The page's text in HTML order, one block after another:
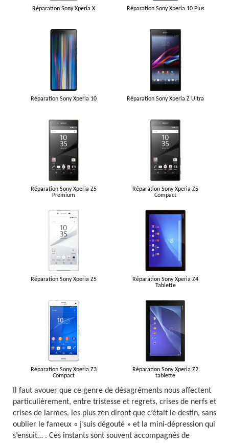
Réparation Sony Xperia X Réparation Sony Xperia 10 Plus
Réparation Sony Xperia 10 Réparation Sony Xperia Z Ultra
Réparation Sony Xperia Z5
Premium
Réparation Sony Xperia Z5
Compact
Réparation Sony Xperia Z5
Réparation Sony Xperia Z4
Tablette
Réparation Sony Xperia Z3
Compact
Réparation Sony Xperia Z2
tablette
Il faut avouer que ce genre de désagréments nous affectent
particulièrement, entre tristesse et regrets, crises de nerfs et
crises de larmes, les plus zen diront que c’était le destin, sans
oublier le fameux « j’suis dégouté » et la mini-dépression qui
s’ensuit… . Ces instants sont souvent accompagnés de